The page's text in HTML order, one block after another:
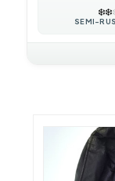
❄️❄️
SEMI-